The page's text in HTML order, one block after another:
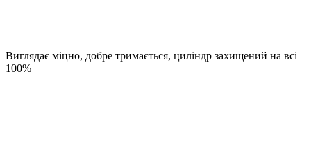
Виглядає міцно, добре тримається, циліндр захищений на всі
100%